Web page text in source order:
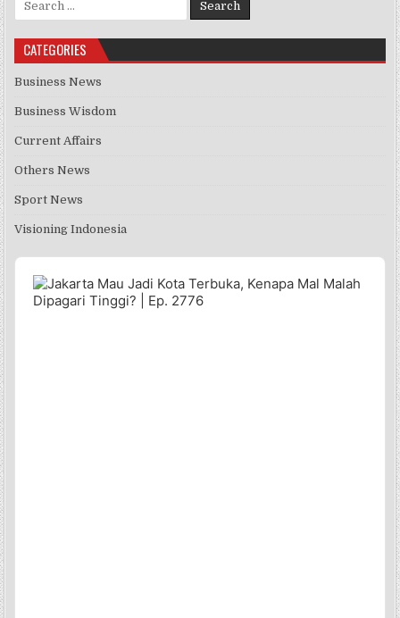
CATEGORIES
Business News
Business Wisdom
Current Affairs
Others News
Sport News
Visioning Indonesia
Audio
Player